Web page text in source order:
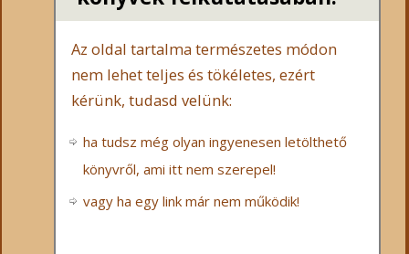
Az oldal tartalma természetes módon
nem lehet teljes és tökéletes, ezért
kérünk, tudasd velünk:
ha tudsz még olyan ingyenesen letölthető
könyvről, ami itt nem szerepel!
vagy ha egy link már nem működik!